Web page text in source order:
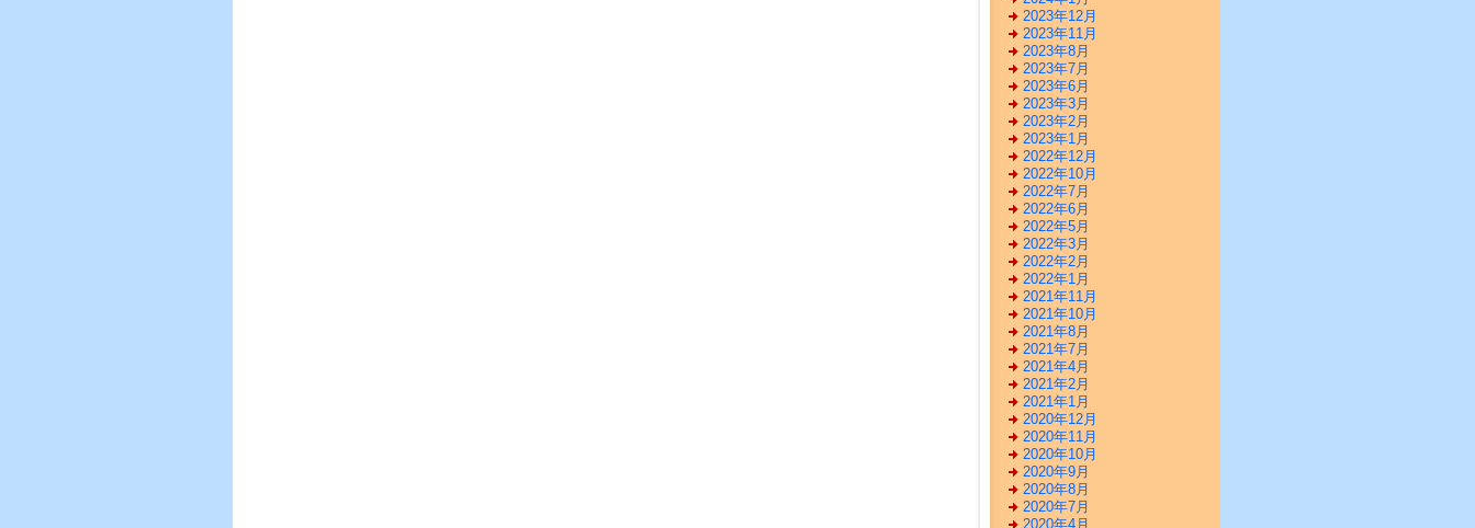
2023年12月
2023年11月
2023年8月
2023年7月
2023年6月
2023年3月
2023年2月
2023年1月
2022年12月
2022年10月
2022年7月
2022年6月
2022年5月
2022年3月
2022年2月
2022年1月
2021年11月
2021年10月
2021年8月
2021年7月
2021年4月
2021年2月
2021年1月
2020年12月
2020年11月
2020年10月
2020年9月
2020年8月
2020年7月
2020年4月